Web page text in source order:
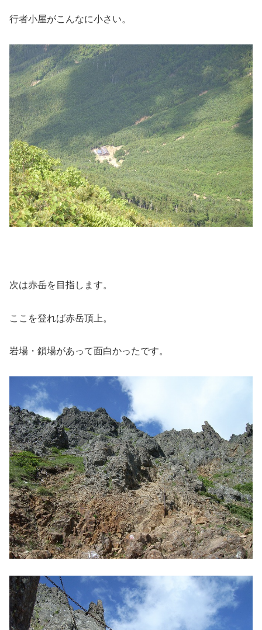
行者小屋がこんなに小さい。
次は赤岳を目指します。
ここを登れば赤岳頂上。
岩場・鎖場があって面白かったです。